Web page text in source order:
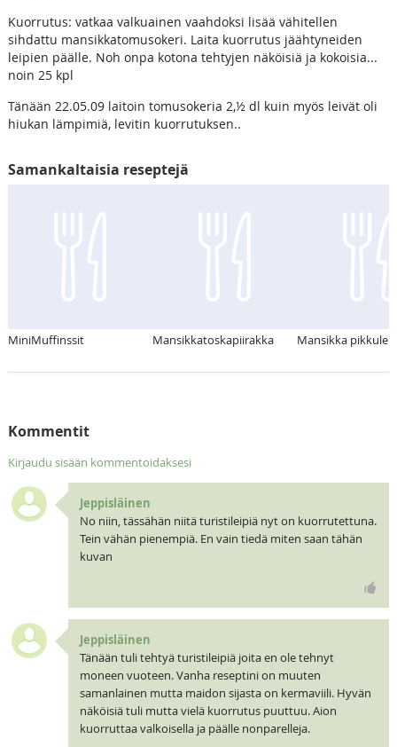
Kuorrutus: vatkaa valkuainen vaahdoksi lisää vähitellen
sihdattu mansikkatomusokeri. Laita kuorrutus jäähtyneiden
leipien päälle. Noh onpa kotona tehtyjen näköisiä ja kokoisia...
noin 25 kpl
Tänään 22.05.09 laitoin tomusokeria 2,½ dl kuin myös leivät oli
hiukan lämpimiä, levitin kuorrutuksen..
Samankaltaisia reseptejä
MiniMuffinssit Mansikkatoskapiirakka Mansikka
Kommentit
Kirjaudu sisään kommentoidaksesi
Jeppisläinen
No niin, tässähän niitä turistileipiä nyt on kuorrutettuna.
Tein vähän pienempiä. En vain tiedä miten saan tähän
kuvan
Jeppisläinen
Tänään tuli tehtyä turistileipiä joita en ole tehnyt
moneen vuoteen. Vanha reseptini on muuten
samanlainen mutta maidon sijasta on kermaviili. Hyvän
näköisiä tuli mutta vielä kuorrutus puuttuu. Aion
kuorruttaa valkoisella ja päälle nonparelleja.